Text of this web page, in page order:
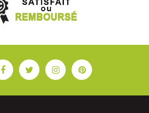
FacebookTwitterInstagramPinterest